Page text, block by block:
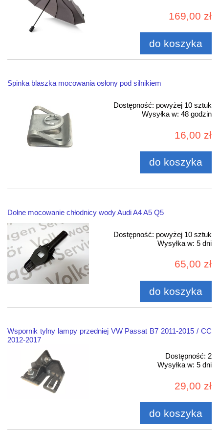
169,00 zł
do koszyka
Spinka blaszka mocowania osłony pod silnikiem
Dostępność: powyżej 10 sztuk
Wysyłka w: 48 godzin
16,00 zł
do koszyka
Dolne mocowanie chłodnicy wody Audi A4 A5 Q5
Dostępność: powyżej 10 sztuk
Wysyłka w: 5 dni
65,00 zł
do koszyka
Wspornik tylny lampy przedniej VW Passat B7 2011-2015 / CC
2012-2017
Dostępność: 2
Wysyłka w: 5 dni
29,00 zł
do koszyka